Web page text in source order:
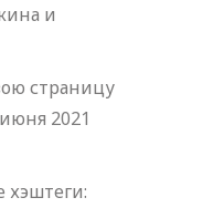
и
страницу
2021
хэштеги: